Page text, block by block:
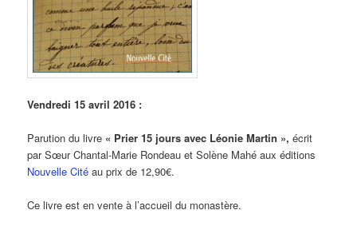
Vendredi 15 avril 2016 :
Parution du livre « Prier 15 jours avec Léonie Martin »,écrit
par Sœur Chantal-Marie Rondeau et Solène Mahé aux éditions
Nouvelle Cité au prix de 12,90€.
Ce livre est en vente à l’accueil du monastère.